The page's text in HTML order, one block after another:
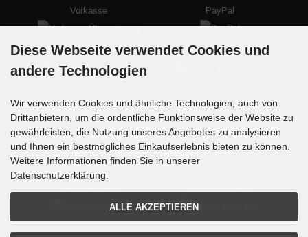
Vorkasse PayPal
Kreditkarte auf Rechnung
Versandmethoden
Paketversand Speditionspaket
Diese Webseite verwendet Cookies und
andere Technologien
Wir verwenden Cookies und ähnliche Technologien, auch von
Drittanbietern, um die ordentliche Funktionsweise der Website zu
gewährleisten, die Nutzung unseres Angebotes zu analysieren
und Ihnen ein bestmögliches Einkaufserlebnis bieten zu können.
Weitere Informationen finden Sie in unserer
Datenschutzerklärung.
ALLE AKZEPTIEREN